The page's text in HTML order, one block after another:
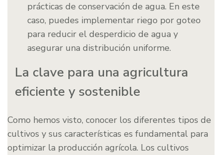
prácticas de conservación de agua. En este
caso, puedes implementar riego por goteo
para reducir el desperdicio de agua y
asegurar una distribución uniforme.
La clave para una agricultura
eficiente y sostenible
Como hemos visto, conocer los diferentes tipos de
cultivos y sus características es fundamental para
optimizar la producción agrícola. Los cultivos